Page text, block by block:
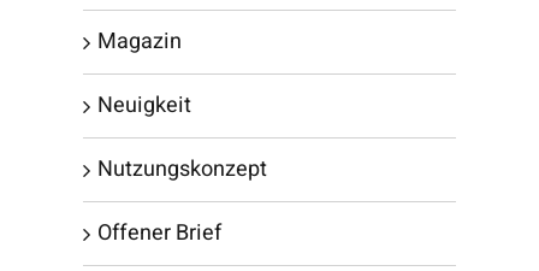
Magazin
Neuigkeit
Nutzungskonzept
Offener Brief